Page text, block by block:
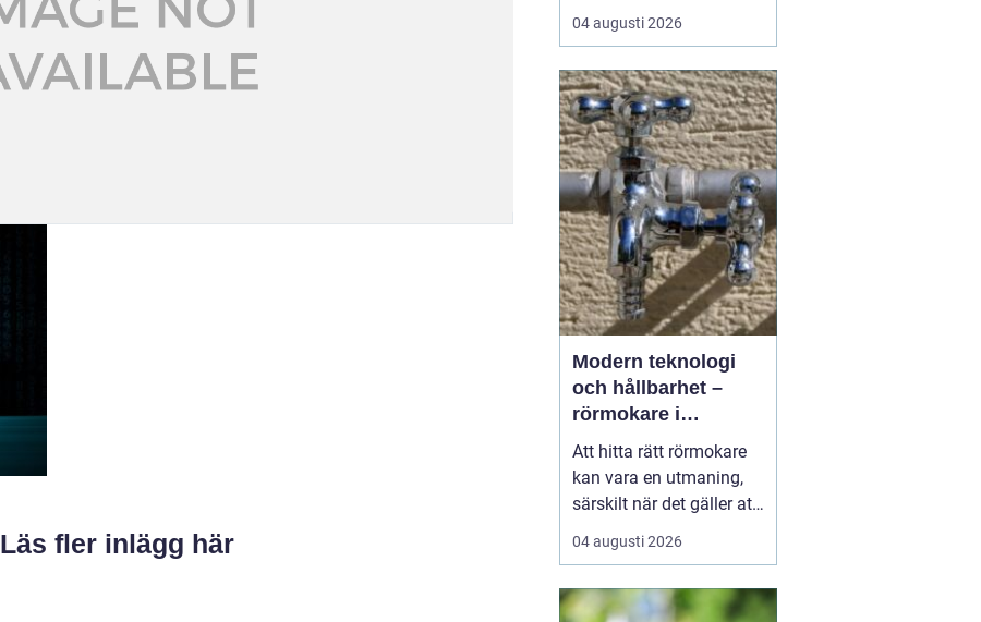
Läs fler inlägg här
husbyggare, snickare
och markägare söker
trävaror i nordöstra
skåne. Områdets långa
tradition av skogsbruk
och hantverk har skapat
en stark bas för sågverk
som k...
04 augusti 2026
Modern teknologi
och hållbarhet –
rörmokare i
Jämtland
Att hitta rätt rörmokare
kan vara en utmaning,
särskilt när det gäller att
välja bland många
erbjudanden på en
Jämtland. Kvalificerade
04 augusti 2026